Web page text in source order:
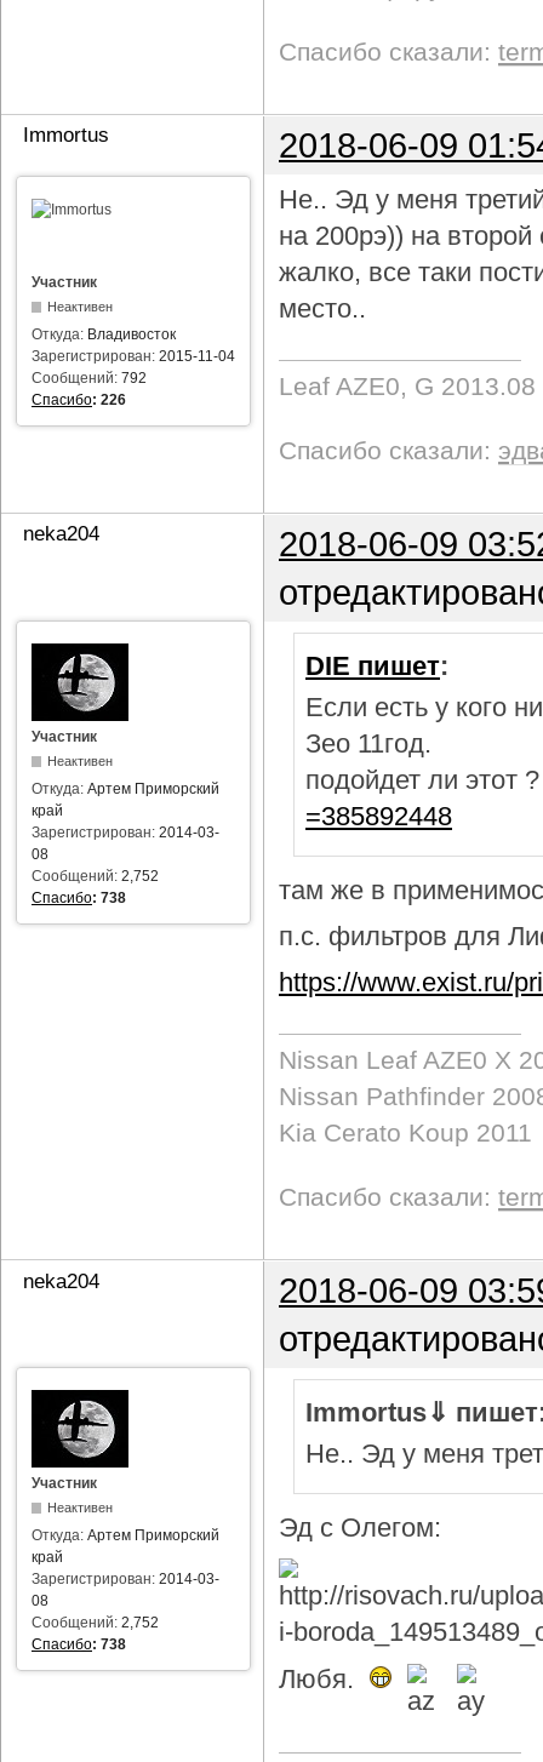
Спасибо сказали:
Immortus 2018-06-09
Участник
Неактивен
Откуда: Владивосток
Зарегистрирован: 2015-11-04
Сообщений: 792
Спасибо: 226
Не.. Эд у меня
на 200рэ)) на
жалко, все таки
место..
Leaf AZE0, G 2013.08
Спасибо сказали:
neka204
2018-06-09
Участник
Неактивен
Откуда: Артем Приморский
край
Зарегистрирован: 2014-03-
08
Сообщений: 2,752
Спасибо: 738
DIE пишет:
Если есть у кого
Зео 11год.
подойдет ли этот
=385892448
там же в
п.с. фильтров для
https://www.exist.ru/
Nissan Leaf AZE0 X
Nissan Pathfinder
Kia Cerato Koup 2011
Спасибо сказали:
neka204
2018-06-09
Участник
Неактивен
Откуда: Артем Приморский
край
Зарегистрирован: 2014-03-
08
Сообщений: 2,752
Спасибо: 738
Immortus⇓
Не.. Эд у меня
Эд с Олегом:
Любя.